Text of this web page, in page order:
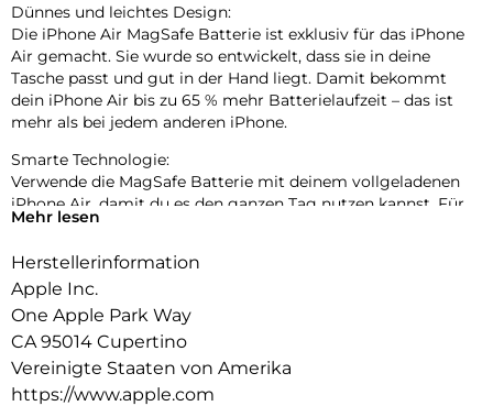
Dünnes und leichtes Design:
Die iPhone Air MagSafe Batterie ist exklusiv für das iPhone
Air gemacht. Sie wurde so entwickelt, dass sie in deine
Tasche passt und gut in der Hand liegt. Damit bekommt
dein iPhone Air bis zu 65 % mehr Batterielaufzeit – das ist
mehr als bei jedem anderen iPhone.
Smarte Technologie:
Verwende die MagSafe Batterie mit deinem voll­geladenen
iPhone Air, damit du es den ganzen Tag nutzen kannst. Für
eine maximale Batterielaufzeit wählt das kombinierte
unterwegs einen schnellen Boost brauchst, docke es einfach
für bis zu 12 W schnelles kabelloses Laden an.
Schnelles Laden:
Um dein iPhone Air noch schneller zu laden, docke die
MagSafe Batterie an und schließe es gleichzeitig an ein 20W
Netzteil oder höher an.
Mehr lesen
Herstellerinformation
Apple Inc.
One Apple Park Way
CA 95014 Cupertino
Vereinigte Staaten von Amerika
https://www.apple.com